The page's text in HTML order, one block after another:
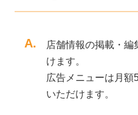
A.
店舗情報の掲載・
けます。
広告メニューは月額
いただけます。